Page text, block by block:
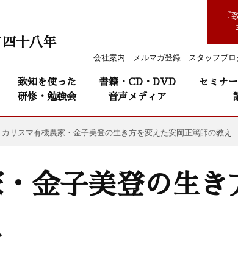
『
会社案内 メルマガ登録 スタッフブ
十八年
致知を使った
研修・勉強会
書籍・CD・DVD
音声メディア
セミナ
カリスマ有機農家・金子美登の生き方を変えた安岡正篤師の教え
金子美登の生